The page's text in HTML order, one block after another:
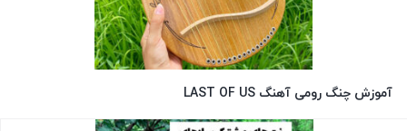
آموزش چنگ رومی آهنگ LAST OF US